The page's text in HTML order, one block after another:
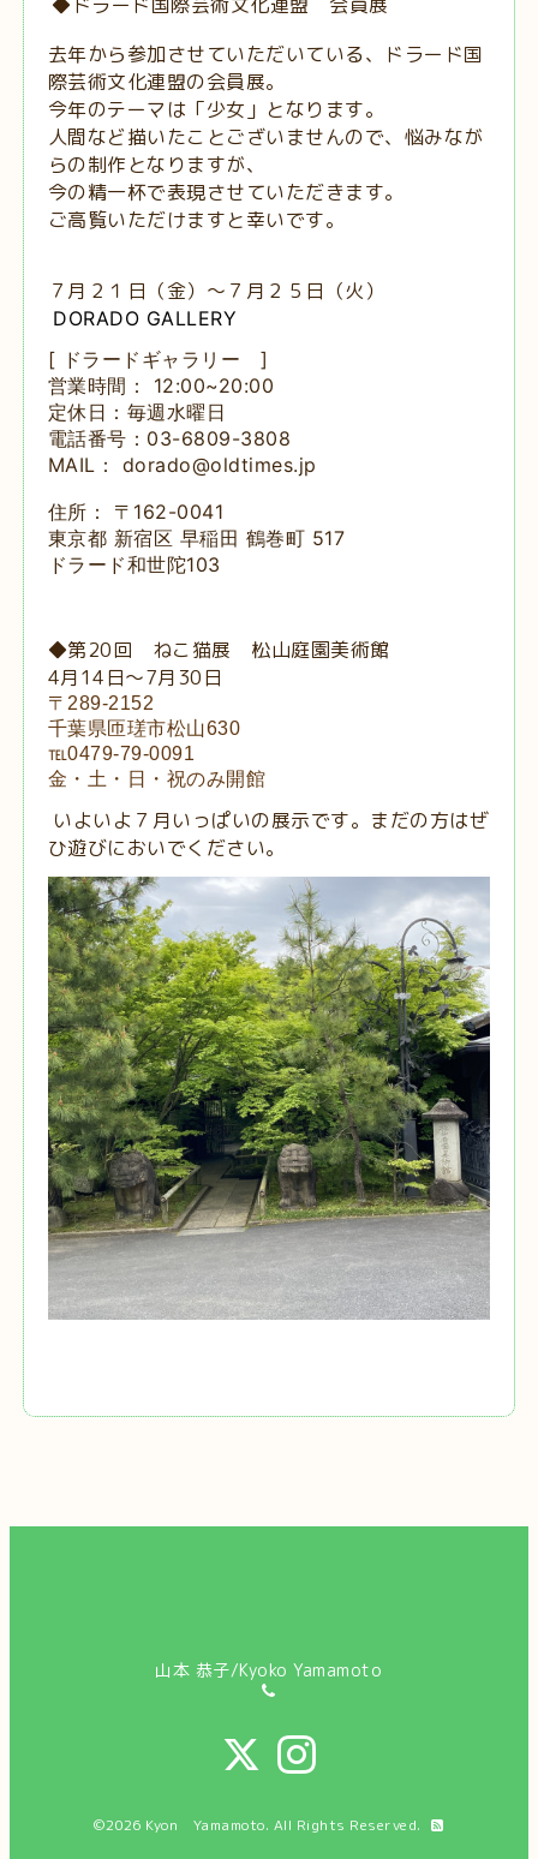
去年から参加させていただいている、ドラード国
際芸術文化連盟の会員展。
今年のテーマは「少女」となります。
人間など描いたことございませんので、悩みなが
らの制作となりますが、
今の精一杯で表現させていただきます。
ご高覧いただけますと幸いです。
７月２１日（金）～７月２５日（火）
DORADO GALLERY
[ ドラードギャラリー ]
営業時間： 12:00~20:00
定休日：毎週水曜日
電話番号：03-6809-3808
MAIL： dorado@oldtimes.jp
住所： 〒162-0041
東京都 新宿区 早稲田 鶴巻町 517
ドラード和世陀103
◆第20回 ねこ猫展 松山庭園美術館
4月14日～7月30日
〒289-2152
千葉県匝瑳市松山630
℡0479-79-0091
金・土・日・祝のみ開館
いよいよ７月いっぱいの展示です。まだの方はぜ
ひ遊びにおいでください。
山本 恭子/Kyoko Yamamoto
©2026 Kyon Yamamoto. All Rights Reserved.